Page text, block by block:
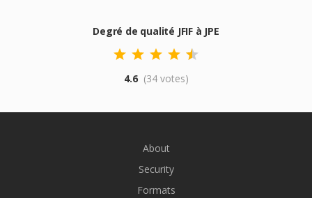
Degré de qualité JFIF à JPE
4.6 (34 votes)
About
Security
Formats